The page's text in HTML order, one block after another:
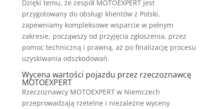
Dzięki temu, że zespół MOTOEXPERT jest
przygotowany do obsługi klientów z Polski,
zapewniamy kompleksowe wsparcie w pełnym
zakresie, począwszy od przyjęcia zgłoszenia, przez
pomoc techniczną i prawną, aż po finalizację procesu
uzyskiwania odszkodowań.
Wycena wartości pojazdu przez rzeczoznawcę
MOTOEXPERT
Rzeczoznawcy MOTOEXPERT w Niemczech
przeprowadzają rzetelne i niezależne wyceny